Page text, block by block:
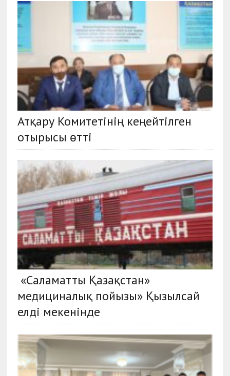
Атқару Комитетінің кеңейтілген
отырысы өтті
«Саламатты Қазақстан»
медициналық пойызы» Қызылсай
елді мекенінде